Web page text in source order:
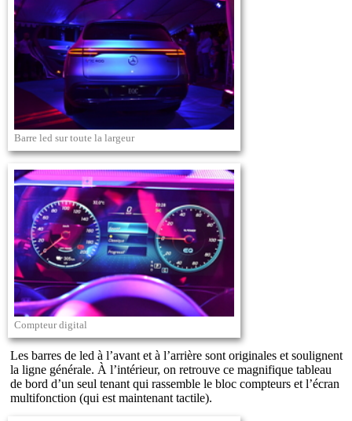
Barre led sur toute la largeur
Compteur digital
Les barres de led à l’avant et à l’arrière sont originales et soulignent
la ligne générale. À l’intérieur, on retrouve ce magnifique tableau
de bord d’un seul tenant qui rassemble le bloc compteurs et l’écran
multifonction (qui est maintenant tactile).